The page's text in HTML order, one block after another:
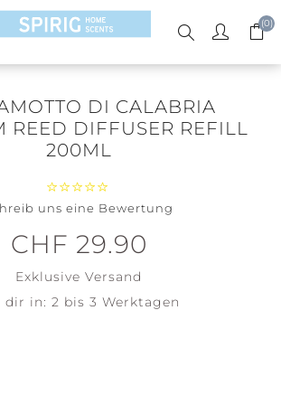
(0)
DI CALABRIA
REED DIFFUSER REFILL
200ML
uns eine Bewertung
CHF 29.90
Exklusive Versand
dir in: 2 bis 3 Werktagen